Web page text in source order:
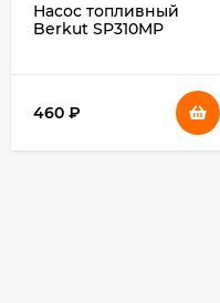
Насос топливный
Berkut SP310MP
460 ₽